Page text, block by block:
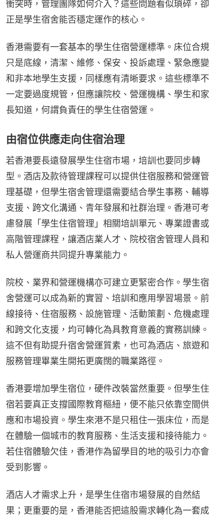
衝突時，管理團隊如何介入？這些問題看似瑣碎，卻
正是學生宿舍能否穩定運作的核心。
香港需要有一套基本的學生住宿營運標準。床位合規
只是底線，清潔、維修、保安、投訴處理、緊急應變
和非本地學生支援，同樣應有清晰要求。這些標準不
一定要過度規管，但應讓院校、營運機構、學生和家
長知道，何謂負責任的學生住宿營運。
由宿位供應走向住宿治理
若香港要長遠發展學生住宿市場，培訓也要同步轉
型。酒店及款待管理課程可以提供住宿服務和營運管
理基礎，但學生宿舍管理還需要結合學生事務、輔導
支援、跨文化溝通、青年發展和社群治理。香港可考
慮發展「學生住宿管理」相關培訓單元、專業證書或
高階管理課程，讓酒店業人才、院校宿舍管理人員和
私人營運商共同提升專業能力。
院校、業界和營運機構亦可建立更緊密合作。學生宿
舍營運可以成為新的實習、培訓和應用學習場景。前
線接待、住宿服務、設施管理、活動策劃、危機處理
和跨文化支援，均可轉化為具教育意義的實務訓練。
這不但有助提升宿舍營運質素，也可為酒店、旅遊和
服務管理畢業生開拓更廣闊的職業路徑。
香港要增加學生宿位，硬件改裝當然重要。但學生住
宿若要真正支撐國際教育樞紐，便不能只依靠空間供
應和市場投資。學生來港不是只租住一張床位，而是
在體驗一個城市的教育服務、生活支援和接待能力。
若住宿體驗欠佳，香港作為留學目的地的吸引力亦會
受到影響。
酒店人才需求上升，是學生住宿市場發展的自然結
果；更重要的是，香港能否把這股需求轉化為一套成